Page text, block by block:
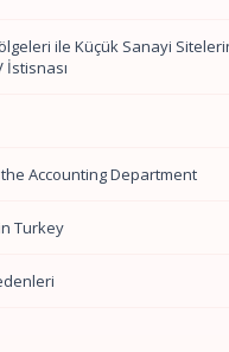
ile Küçük Sanayi
İstisnası
Accounting Department
Turkey